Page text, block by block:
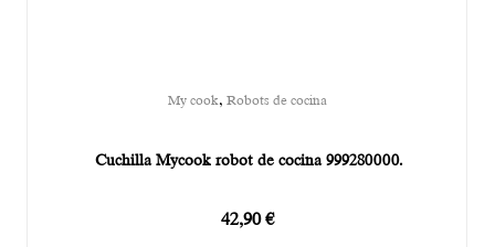
My cook, Robots de cocina
Cuchilla Mycook robot de cocina 999280000.
42,90€